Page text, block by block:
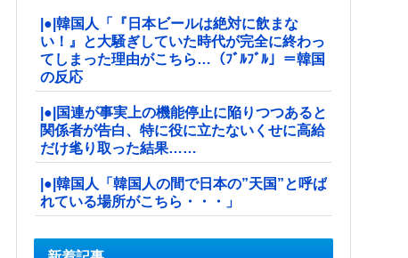
|●|韓国人「『日本ビールは絶対に飲まな
い！』と大騒ぎしていた時代が完全に終わっ
てしまった理由がこちら…（ﾌﾞﾙﾌﾞﾙ」＝韓国
の反応
|●|国連が事実上の機能停止に陥りつつあると
関係者が告白、特に役に立たないくせに高給
だけ毟り取った結果……
|●|韓国人「韓国人の間で日本の”天国”と呼ば
れている場所がこちら・・・」